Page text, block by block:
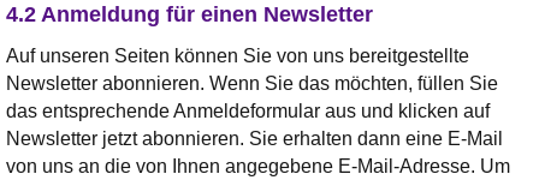
4.2 Anmeldung für einen Newsletter
Auf unseren Seiten können Sie von uns bereitgestellte
Newsletter abonnieren. Wenn Sie das möchten, füllen Sie
das entsprechende Anmeldeformular aus und klicken auf
Newsletter jetzt abonnieren. Sie erhalten dann eine E-Mail
von uns an die von Ihnen angegebene E-Mail-Adresse. Um